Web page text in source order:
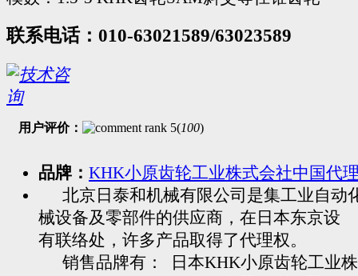
联系电话：010-63021589/63023589
用户评价： (100)
品牌： KHK小原齿轮工业株式会社中国代
北京日泰和机械有限公司是集工业自动
械设备及零部件的供应商，在日本东京设
有联络处，许多产品取得了代理权。
销售品牌有： 日本KHK小原齿轮工业